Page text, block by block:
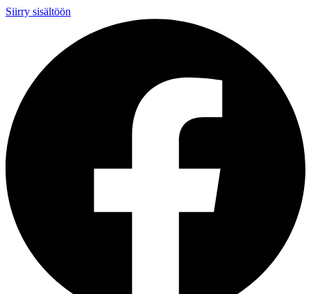
Siirry sisältöön